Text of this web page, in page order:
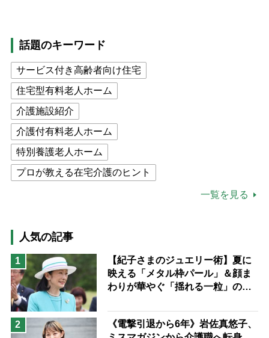
話題のキーワード
サービス付き高齢者向け住宅
住宅型有料老人ホーム
介護施設紹介
介護付有料老人ホーム
特別養護老人ホーム
プロが教える在宅介護のヒント
猫が母になつきません
息子の遠距離介護サバイバル術
兄がボケました
便利なサービス
予防法
一覧を見る
人気の記事
1
【紀子さまのジュエリー術】夏に
映える「メタル枠パール」＆顔ま
わりが華やぐ「揺れる一粒」の使
2
《電撃引退から6年》岩佐真悠子、